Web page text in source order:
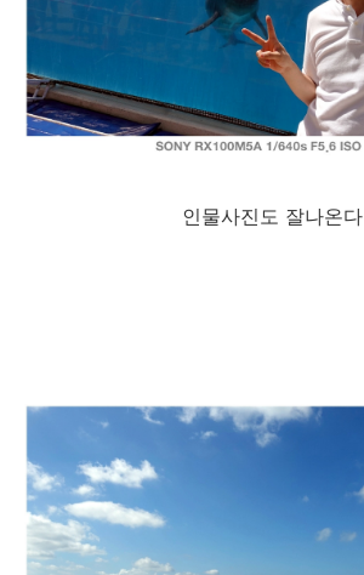
인물사진도 잘나온다